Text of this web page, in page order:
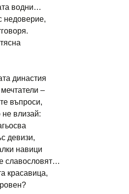
водни…
недоверие,
династия
–
въпроси,
не влизай:
девизи,
навици
славословят…
красавица,